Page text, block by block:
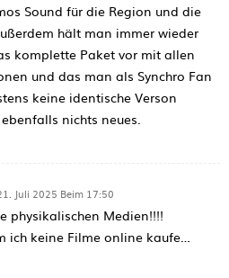
Sound für die Region und die
hält man immer wieder
komplette Paket vor mit allen
und das man als Synchro Fan
keine identische Verson
nichts neues.
Juli 2025 Beim 17:50
physikalischen Medien!!!!
ich keine Filme online kaufe…